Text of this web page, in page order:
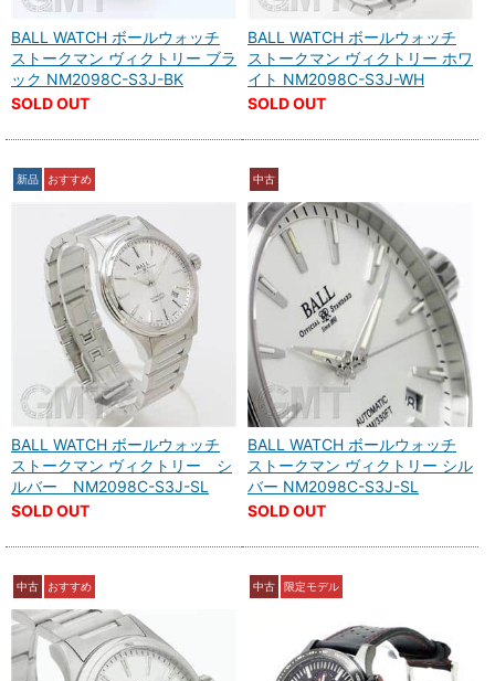
BALL WATCH ボールウォッチ
ストークマン ヴィクトリー ブラ
ック NM2098C-S3J-BK
SOLD OUT
BALL WATCH ボールウォッチ
ストークマン ヴィクトリー ホワ
イト NM2098C-S3J-WH
SOLD OUT
新品 おすすめ
BALL WATCH ボールウォッチ
ストークマン ヴィクトリー シ
ルバー NM2098C-S3J-SL
SOLD OUT
中古
BALL WATCH ボールウォッチ
ストークマン ヴィクトリー シル
バー NM2098C-S3J-SL
SOLD OUT
中古 おすすめ 中古 限定モデル